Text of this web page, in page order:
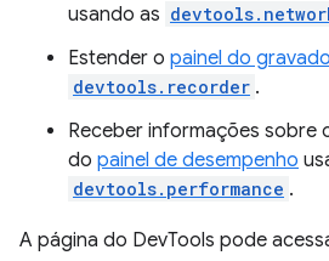
usando as
Estender o painel do
devtools.recorder .
Receber informações sobre
do painel de desempenho
devtools.performance .
A página do DevTools pode